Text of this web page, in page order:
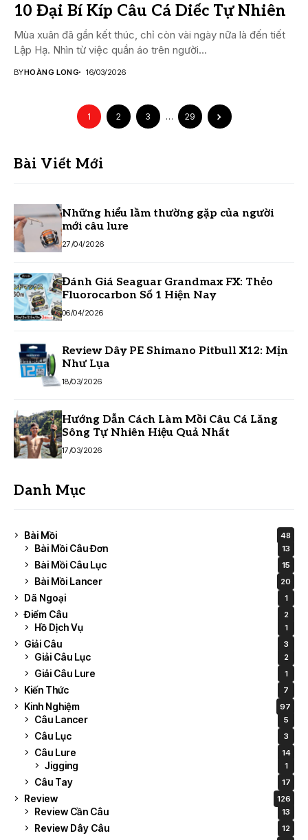
10 Đại Bí Kíp Câu Cá Diếc Tự Nhiên
Mùa xuân đã gần kết thúc, chỉ còn vài ngày nữa là đến tiết
Lập Hạ. Nhìn từ việc quần áo trên người...
BYHOÀNG LONG 16/03/2026
1 2 3 … 29
Bài Viết Mới
Những hiểu lầm thường gặp của người
mới câu lure
27/04/2026
Đánh Giá Seaguar Grandmax FX: Thẻo
Fluorocarbon Số 1 Hiện Nay
06/04/2026
Review Dây PE Shimano Pitbull X12: Mịn
Như Lụa
18/03/2026
Hướng Dẫn Cách Làm Mồi Câu Cá Lăng
Sông Tự Nhiên Hiệu Quả Nhất
17/03/2026
Danh Mục
Bài Mồi 48
Bài Mồi Câu Đơn 13
Bài Mồi Câu Lục 15
Bài Mồi Lancer 20
Dã Ngoại 1
Điểm Câu 2
Hồ Dịch Vụ 1
Giải Câu 3
Giải Câu Lục 2
Giải Câu Lure 1
Kiến Thức 7
Kinh Nghiệm 97
Câu Lancer 5
Câu Lục 3
Câu Lure 14
Jigging 1
Câu Tay 17
Review 126
Review Cần Câu 13
Review Dây Câu 12